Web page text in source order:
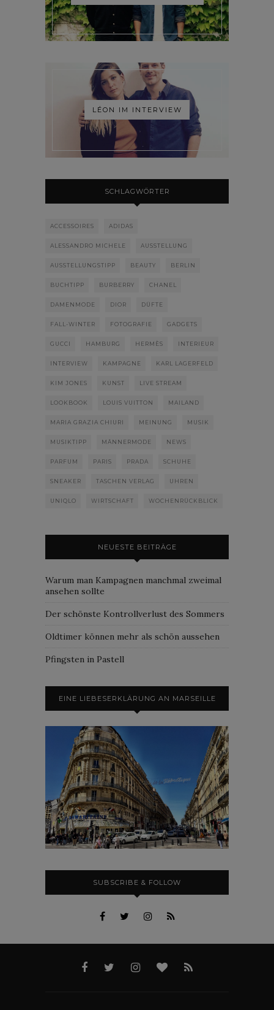
LÉON IM INTERVIEW
SCHLAGWÖRTER
ACCESSOIRES ADIDAS
ALESSANDRO MICHELE AUSSTELLUNG
AUSSTELLUNGSTIPP BEAUTY BERLIN
BUCHTIPP BURBERRY CHANEL
DAMENMODE DIOR DÜFTE
FALL-WINTER FOTOGRAFIE GADGETS
GUCCI HAMBURG HERMÈS INTERIEUR
INTERVIEW KAMPAGNE KARL LAGERFELD
KIM JONES KUNST LIVE STREAM
LOOKBOOK LOUIS VUITTON MAILAND
MARIA GRAZIA CHIURI MEINUNG MUSIK
MUSIKTIPP MÄNNERMODE NEWS
PARFUM PARIS PRADA SCHUHE
SNEAKER TASCHEN VERLAG UHREN
UNIQLO WIRTSCHAFT WOCHENRÜCKBLICK
NEUESTE BEITRÄGE
Warum man Kampagnen manchmal zweimal
ansehen sollte
Der schönste Kontrollverlust des Sommers
Oldtimer können mehr als schön aussehen
Pfingsten in Pastell
EINE LIEBESERKLÄRUNG AN MARSEILLE
SUBSCRIBE & FOLLOW